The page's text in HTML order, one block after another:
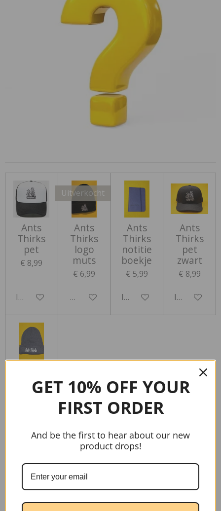
Ants
Thirks
pet
€ 8,99
In winkelwagen
Uitverkocht
Ants
Thirks
logo
muts
€ 6,99
Houd mij op de hoogte
Ants
Thirks
notitie
boekje
€ 5,99
In winkelwagen
Ants
Thirks
pet
zwart
€ 8,99
In
Thirks
letters
In winkelwagen
GET 10% OFF YOUR
FIRST ORDER
And be the first to hear about our new
product drops!